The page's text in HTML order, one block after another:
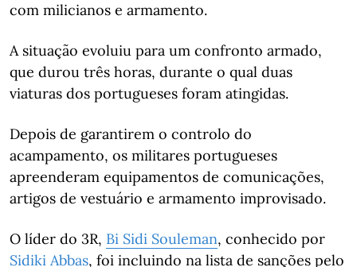
com milicianos e armamento.
A situação evoluiu para um confronto armado,
que durou três horas, durante o qual duas
viaturas dos portugueses foram atingidas.
Depois de garantirem o controlo do
acampamento, os militares portugueses
apreenderam equipamentos de comunicações,
artigos de vestuário e armamento improvisado.
O líder do 3R, Bi Sidi Souleman, conhecido por
Sidiki Abbas, foi incluindo na lista de sanções pelo